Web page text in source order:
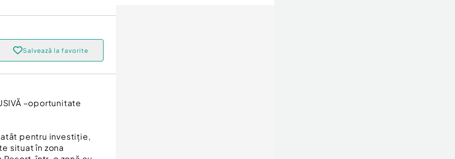
Salvează la favorite
–oportunitate
pentru investiție,
situat în zona